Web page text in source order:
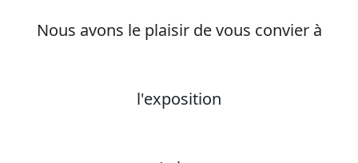
Nous avons le plaisir de vous convier à
l'exposition